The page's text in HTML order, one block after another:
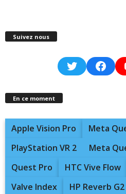
Suivez nous
Twitter
En ce moment
Apple Vision Pro
Meta
PlayStation VR 2
Meta
Quest Pro
HTC Vive Flow
Valve Index
HP Reverb G2